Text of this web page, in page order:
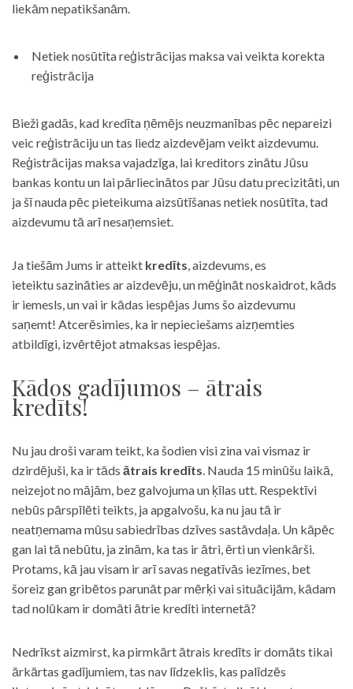
liekām nepatikšanām.
Netiek nosūtīta reģistrācijas maksa vai veikta korekta
reģistrācija
Bieži gadās, kad kredīta ņēmējs neuzmanības pēc nepareizi
veic reģistrāciju un tas liedz aizdevējam veikt aizdevumu.
Reģistrācijas maksa vajadzīga, lai kreditors zinātu Jūsu
bankas kontu un lai pārliecinātos par Jūsu datu precizitāti, un
ja šī nauda pēc pieteikuma aizsūtīšanas netiek nosūtīta, tad
aizdevumu tā arī nesaņemsiet.
Ja tiešām Jums ir atteikt kredīts, aizdevums, es
ieteiktu sazināties ar aizdevēju, un mēģināt noskaidrot, kāds
ir iemesls, un vai ir kādas iespējas Jums šo aizdevumu
saņemt! Atcerēsimies, ka ir nepieciešams aizņemties
atbildīgi, izvērtējot atmaksas iespējas.
Kādos gadījumos – ātrais
kredīts!
Nu jau droši varam teikt, ka šodien visi zina vai vismaz ir
dzirdējuši, ka ir tāds ātrais kredīts. Nauda 15 minūšu laikā,
neizejot no mājām, bez galvojuma un ķīlas utt. Respektīvi
nebūs pārspīlēti teikts, ja apgalvošu, ka nu jau tā ir
neatņemama mūsu sabiedrības dzīves sastāvdaļa. Un kāpēc
gan lai tā nebūtu, ja zinām, ka tas ir ātri, ērti un vienkārši.
Protams, kā jau visam ir arī savas negatīvās iezīmes, bet
šoreiz gan gribētos parunāt par mērķi vai situācijām, kādam
tad nolūkam ir domāti ātrie kredīti internetā?
Nedrīkst aizmirst, ka pirmkārt ātrais kredīts ir domāts tikai
ārkārtas gadījumiem, tas nav līdzeklis, kas palīdzēs